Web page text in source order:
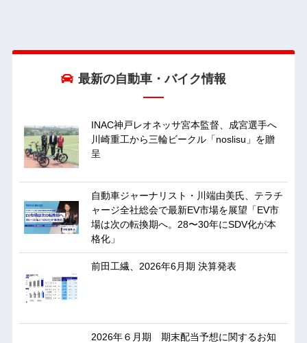
最新の自動車・バイク情報
INAC神戸レオネッサ宮本監督、成宮選手へ
川崎重工から三輪ビークル「noslisu」を贈
呈
自動車ジャーナリスト・川端由美氏、テラチ
ャージ全社総会で最新EV市場を展望「EV市
場は次の転換期へ。28〜30年にSDV化が本
格化」
前田工繊、2026年6月期 決算発表
2026年６月期 期末配当予想に関するお知